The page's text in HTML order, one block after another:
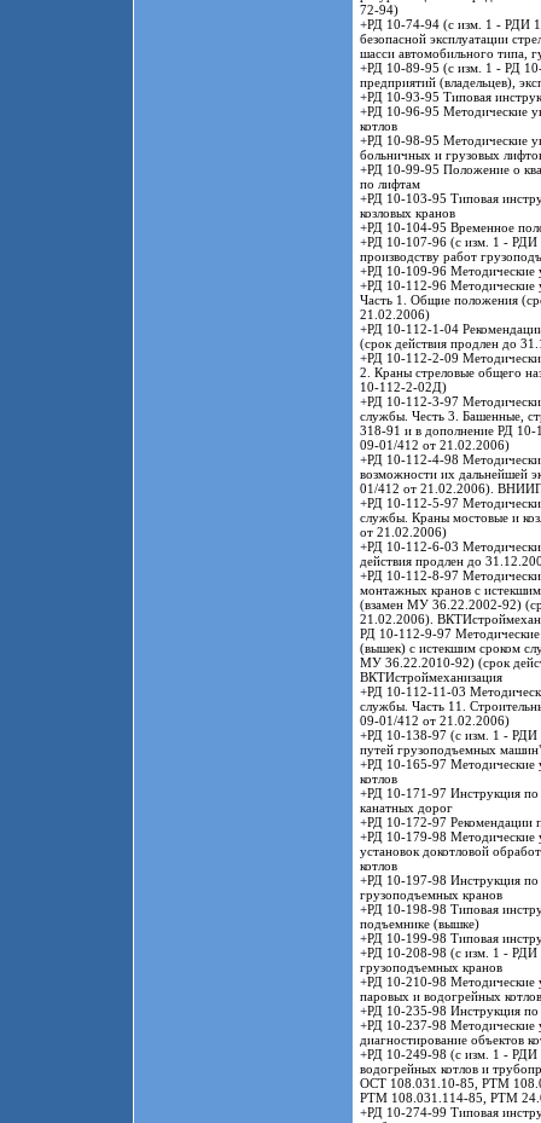
72-94)
+РД 10-74-94 (с изм. 1 - РДИ
безопасной эксплуатации
шасси автомобильного типа,
+РД 10-89-95 (с изм. 1 - РД
предприятий (владельцев),
+РД 10-93-95 Типовая
+РД 10-96-95 Методические
котлов
+РД 10-98-95 Методические
больничных и грузовых
+РД 10-99-95 Положение о
по лифтам
+РД 10-103-95 Типовая
козловых кранов
+РД 10-104-95 Временное
+РД 10-107-96 (с изм. 1 - РДИ
производству работ
+РД 10-109-96 Методические
+РД 10-112-96 Методические
Часть 1. Общие положения
21.02.2006)
+РД 10-112-1-04
(срок действия продлен до
+РД 10-112-2-09
2. Краны стреловые общего
10-112-2-02Д)
+РД 10-112-3-97
службы. Честь 3. Башенные,
318-91 и в дополнение РД 10-
09-01/412 от 21.02.2006)
+РД 10-112-4-98
возможности их дальнейшей
01/412 от 21.02.2006).
+РД 10-112-5-97
службы. Краны мостовые и
от 21.02.2006)
+РД 10-112-6-03
действия продлен до
+РД 10-112-8-97
монтажных кранов с
(взамен МУ 36.22.2002-92)
21.02.2006).
РД 10-112-9-97 Методические
(вышек) с истекшим сроком
МУ 36.22.2010-92) (срок
ВКТИстроймеханизация
+РД 10-112-11-03
службы. Часть 11.
09-01/412 от 21.02.2006)
+РД 10-138-97 (c изм. 1 - РДИ
путей грузоподъемных
+РД 10-165-97 Методические
котлов
+РД 10-171-97 Инструкция по
канатных дорог
+РД 10-172-97 Рекомендации
+РД 10-179-98 Методические
установок докотловой
котлов
+РД 10-197-98 Инструкция по
грузоподъемных кранов
+РД 10-198-98 Типовая
подъемнике (вышке)
+РД 10-199-98 Типовая
+РД 10-208-98 (с изм. 1 - РДИ
грузоподъемных кранов
+РД 10-210-98 Методические
паровых и водогрейных котлов
+РД 10-235-98 Инструкция по
+РД 10-237-98 Методические
диагностирование объектов
+РД 10-249-98 (с изм. 1 - РДИ
водогрейных котлов и
ОСТ 108.031.10-85, РТМ
РТМ 108.031.114-85, РТМ
+РД 10-274-99 Типовая